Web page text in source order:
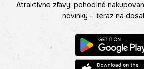
Atraktívne zľavy, pohodlné
novinky – teraz na